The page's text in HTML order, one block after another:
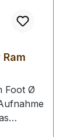
Foot Ø